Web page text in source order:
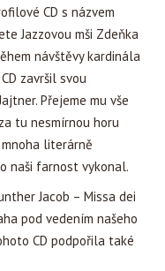
CD s názvem
Jazzovou mši Zdeňka
návštěvy kardinála
završil svou
Přejeme mu vše
tu nesmírnou horu
literárně
naši farnost vykonal.
Jacob – Missa dei
pod vedením našeho
CD podpořila také